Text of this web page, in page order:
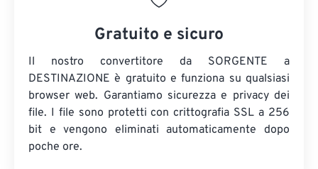
Gratuito e sicuro
Il nostro convertitore da SORGENTE a
DESTINAZIONE è gratuito e funziona su qualsiasi
browser web. Garantiamo sicurezza e privacy dei
file. I file sono protetti con crittografia SSL a 256
bit e vengono eliminati automaticamente dopo
poche ore.